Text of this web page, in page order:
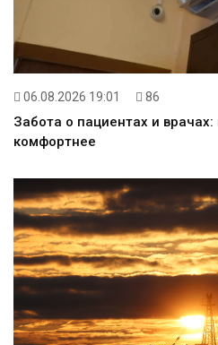
06.08.2026 19:01 86
Забота о пациентах и
комфортнее